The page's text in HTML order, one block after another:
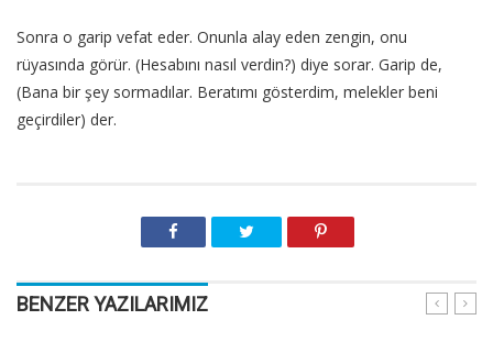
Sonra o garip vefat eder. Onunla alay eden zengin, onu
rüyasında görür. (Hesabını nasıl verdin?) diye sorar. Garip de,
(Bana bir şey sormadılar. Beratımı gösterdim, melekler beni
geçirdiler) der.
BENZER YAZILARIMIZ